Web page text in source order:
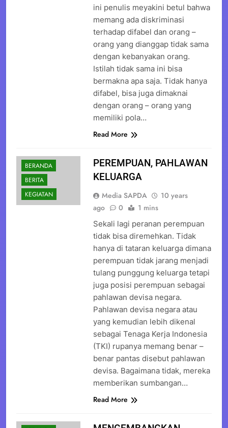
ini penulis meyakini betul bahwa
memang ada diskriminasi
terhadap difabel dan orang –
orang yang dianggap tidak sama
dengan kebanyakan orang.
Istilah tidak sama ini bisa
bermakna apa saja. Tidak hanya
difabel, bisa juga dimaknai
dengan orang – orang yang
memiliki pola…
Read More
BERANDA
BERITA
KEGIATAN
PEREMPUAN, PAHLAWAN
KELUARGA
Media SAPDA
10 years
ago
0 1 mins
Sekali lagi peranan perempuan
tidak bisa diremehkan. Tidak
hanya di tataran keluarga dimana
perempuan tidak jarang menjadi
tulang punggung keluarga tetapi
juga posisi perempuan sebagai
pahlawan devisa negara.
Pahlawan devisa negara atau
yang kemudian lebih dikenal
sebagai Tenaga Kerja Indonesia
(TKI) rupanya memang benar –
benar pantas disebut pahlawan
devisa. Bagaimana tidak, mereka
memberikan sumbangan…
Read More